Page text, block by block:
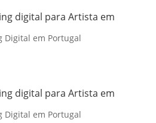
digital para Artista em
Digital em Portugal
digital para Artista em
Digital em Portugal